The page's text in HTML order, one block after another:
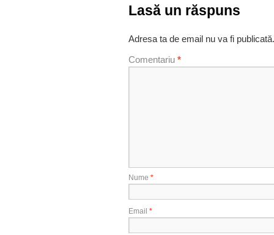
Lasă un răspuns
Adresa ta de email nu va fi publicată.
Comentariu *
Nume *
Email *